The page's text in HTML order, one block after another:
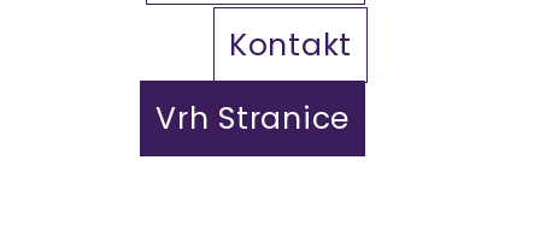
Kontakt
Vrh Stranice